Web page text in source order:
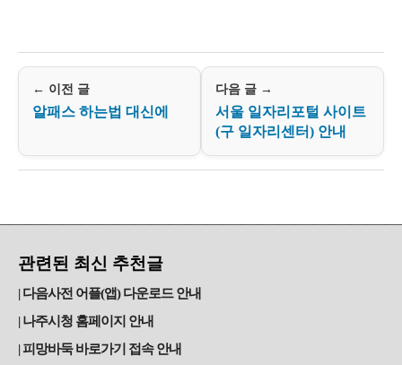
← 이전 글
알패스 하는법 대신에
다음 글 →
서울 일자리포털 사이트
(구 일자리센터) 안내
관련된 최신 추천글
다음사전 어플(앱) 다운로드 안내
나주시청 홈페이지 안내
피망바둑 바로가기 접속 안내